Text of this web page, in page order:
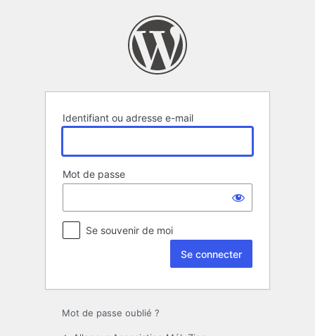
Identifiant ou adresse e-mail
Mot de passe
Se souvenir de moi
Mot de passe oublié ?